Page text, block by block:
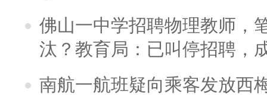
佛山一中学招聘物理教师，
汰？教育局：已叫停招聘，
南航一航班疑向乘客发放西